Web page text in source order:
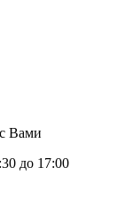
Вами
до 17:00